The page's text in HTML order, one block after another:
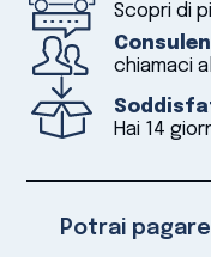
Scopri di
chiamaci al
Hai 14
Potrai